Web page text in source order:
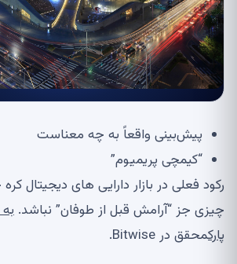
پیش‌بینی واقعاً به چه معناست
“کیمچی پریمیوم”
رکود فعلی در بازار دارایی های دیجیتال
چیزی جز “آرامش قبل از طوفان” نباشد.
پارکمحقق در Bitwise.